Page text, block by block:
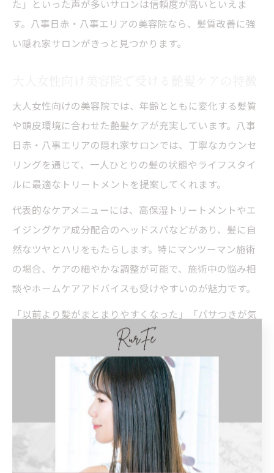
た」といった声が多いサロンは信頼度が高いといえま
す。八事日赤・八事エリアの美容院なら、髪質改善に強
い隠れ家サロンがきっと見つかります。
大人女性向けの美容院では、年齢とともに変化する髪質
や頭皮環境に合わせた艶髪ケアが充実しています。八事
日赤・八事エリアの隠れ家サロンでは、丁寧なカウンセ
リングを通じて、一人ひとりの髪の状態やライフスタイ
ルに最適なトリートメントを提案してくれます。
代表的なケアメニューには、高保湿トリートメントやエ
イジングケア成分配合のヘッドスパなどがあり、髪に自
然なツヤとハリをもたらします。特にマンツーマン施術
の場合、ケアの細やかな調整が可能で、施術中の悩み相
談やホームケアアドバイスも受けやすいのが魅力です。
「以前より髪がまとまりやすくなった」「パサつきが気
にならなくなった」という喜びの声が多く、大人女性の
髪悩みに寄り添った美容院ならではのサポート体制が整
っています。艶やかで若々しい印象を目指したい方に
は、こうしたサロンの艶髪ケアがおすすめです。
八事日赤の落ち着いた美容院で癒やし体験
八事日赤エリアの美容院は、落ち着いたインテリアと静